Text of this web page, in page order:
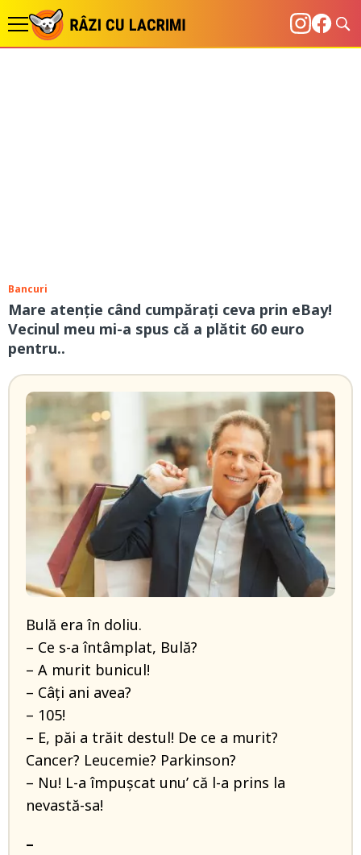
Bancuri
Mare atenţie când cumpăraţi ceva prin eBay!
Vecinul meu mi-a spus că a plătit 60 euro
pentru..
Bulă era în doliu.
– Ce s-a întâmplat, Bulă?
– A murit bunicul!
– Câţi ani avea?
– 105!
– E, păi a trăit destul! De ce a murit?
Cancer? Leucemie? Parkinson?
– Nu! L-a împuşcat unu’ că l-a prins la
nevastă-sa!
–